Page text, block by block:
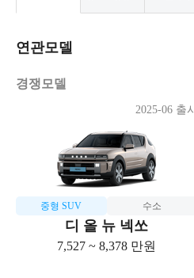
연관모델
경쟁모델
중형 SUV 수소
디 올 뉴 넥쏘
2025-06 출시
7,527 ~ 8,378 만원